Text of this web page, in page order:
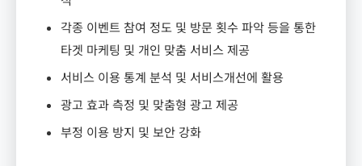
각종 이벤트 참여 정도 및 방문 횟수 파악 등을 통한
타겟 마케팅 및 개인 맞춤 서비스 제공
서비스 이용 통계 분석 및 서비스개선에 활용
광고 효과 측정 및 맞춤형 광고 제공
부정 이용 방지 및 보안 강화